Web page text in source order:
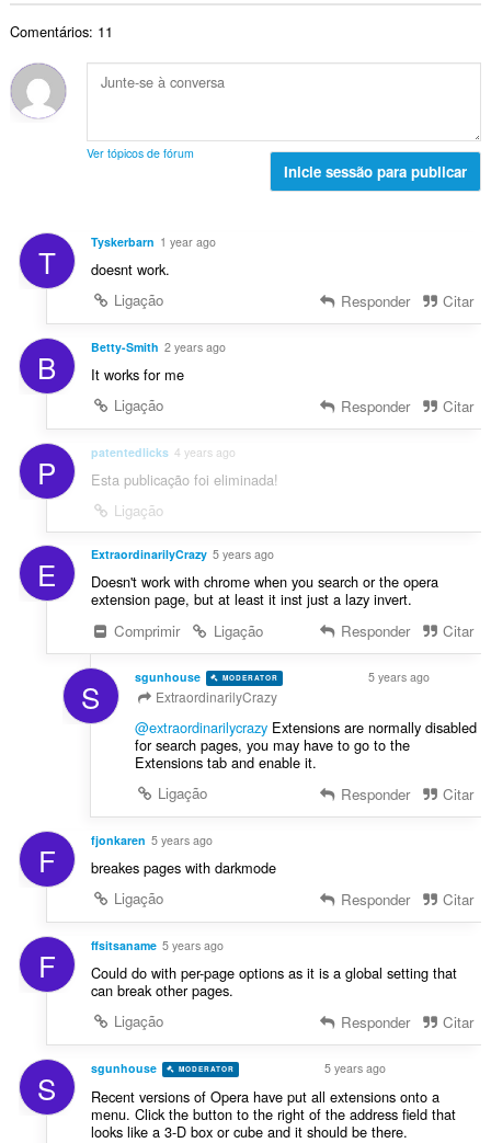
õ
e
a
l
i
ç
õ
d
e
a
ç
:
t
o
l
v
a
a
ç
e
:
Comentários: 11
Ver tópicos de fórum
Inicie sessão para publicar
T Tyskerbarn 1 year ago
doesnt work.
Ligação
Responder Citar
B Betty-Smith 2 years ago
It works for me
Ligação
Responder Citar
P patentedlicks 4 years ago
Esta publicação foi eliminada!
Ligação
E ExtraordinarilyCrazy 5 years ago
Doesn't work with chrome when you search or the opera
extension page, but at least it inst just a lazy invert.
Comprimir
Ligação Responder Citar
S sgunhouse MODERATOR 5 years ago
ExtraordinarilyCrazy
@extraordinarilycrazyExtensions are normally disabled
for search pages, you may have to go to the
Extensions tab and enable it.
Ligação
Responder Citar
F fjonkaren 5 years ago
breakes pages with darkmode
Ligação
Responder Citar
F ffsitsaname 5 years ago
Could do with per-page options as it is a global setting that
can break other pages.
Ligação
Responder Citar
S sgunhouse MODERATOR 5 years ago
Recent versions of Opera have put all extensions onto a
menu. Click the button to the right of the address field that
looks like a 3-D box or cube and it should be there.